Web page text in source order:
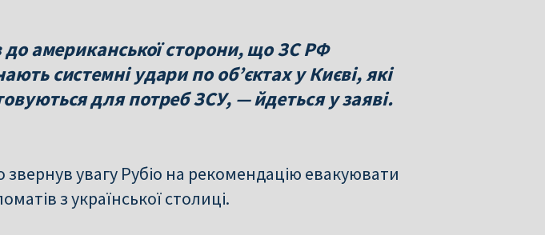
до американської сторони, що ЗС РФ
системні удари по об’єктах у Києві, які
для потреб ЗСУ, — йдеться у заяві.
увагу Рубіо на рекомендацію евакуювати
з української столиці.